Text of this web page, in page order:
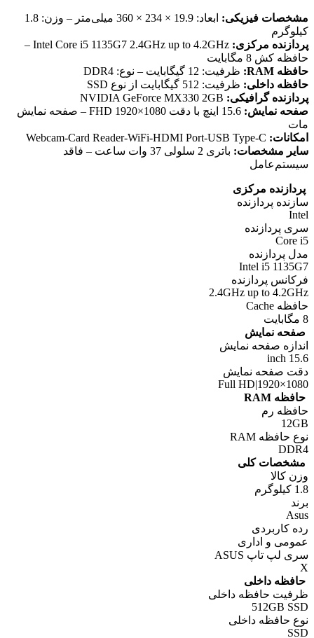
مشخصات فیزیکی:
ابعاد: 19.9 × 234 × 360 میلی‌متر – وزن: 1.8
کیلوگرم
پردازنده مرکزی:
Intel Core i5 1135G7 2.4GHz up to 4.2GHz –
حافظه کش 8 مگابایت
حافظه RAM:
ظرفیت: 12 گيگابايت – نوع: DDR4
حافظه داخلی: ظرفیت: 512 گیگابایت از نوع SSD
پردازنده گرافیکی:
صفحه نمایش:
15.6 اينچ با دقت FHD 1920×1080 – صفحه نمایش
مات
امکانات:
سایر مشخصات:
باتری 2 سلولی 37 وات ساعت – فاقد
سيستم‌عامل
پردازنده مرکزی
سازنده پردازنده
Intel
سری پردازنده
Core i5
مدل پردازنده
Intel i5 1135G7
فرکانس پردازنده
2.4GHz up to 4.2GHz
حافظه Cache
8 مگابایت
صفحه نمایش
اندازه صفحه نمایش
15.6 inch
دقت صفحه نمایش
Full HD|1920×1080
حافظه RAM
حافظه رم
12GB
نوع حافظه RAM
DDR4
مشخصات کلی
وزن کالا
1.8 کیلوگرم
برند
Asus
رده کاربردی
عمومی و اداری
سری لپ تاپ ASUS
X
حافظه داخلی
ظرفیت حافظه داخلی
512GB SSD
نوع حافظه داخلی
SSD